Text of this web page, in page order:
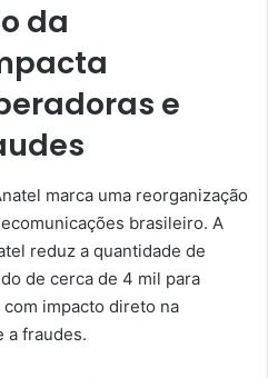
da
e
marca uma reorganização
brasileiro. A
reduz a quantidade de
de cerca de 4 mil para
impacto direto na
a fraudes.